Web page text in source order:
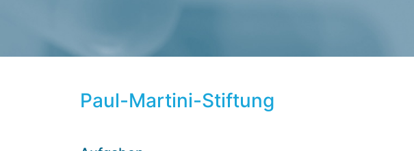
Paul-Martini-Stiftung